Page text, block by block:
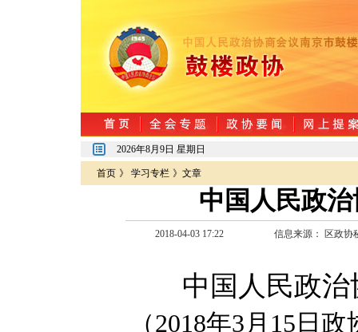
2026年8月9日 星期日
首页 》 学习专栏 》文章
中国人民政
2018-04-03 17:22 信息来源： 区政协
中国人民政
（2018年3月15日